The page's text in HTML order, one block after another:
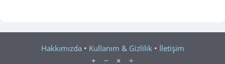
Hakkımızda • Kullanım & Gizlilik • İletişim
+ − × ÷